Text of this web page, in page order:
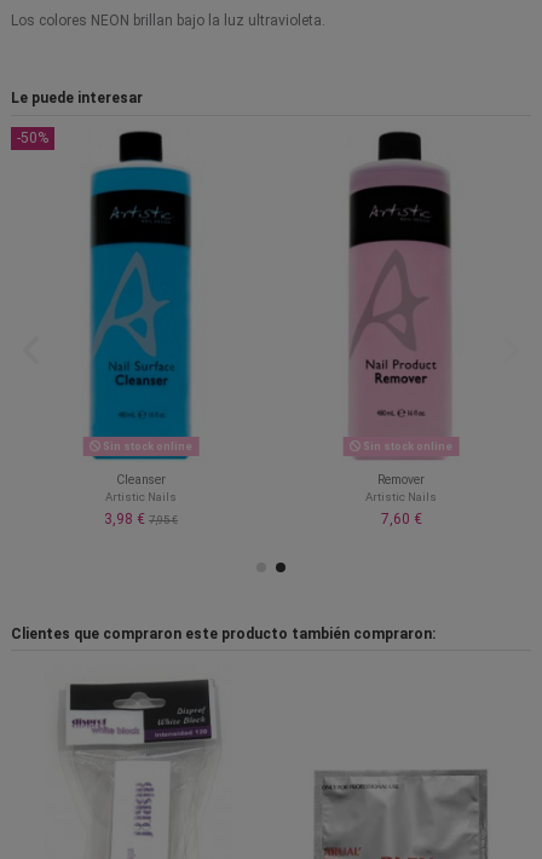
Los colores NEON brillan bajo la luz ultravioleta.
Le puede interesar
-50%
Sin stock online
Cleanser
Artistic Nails
3,98 € 7,95 €
Sin stock online
Remover
Artistic Nails
7,60 €
Clientes que compraron este producto también compraron: